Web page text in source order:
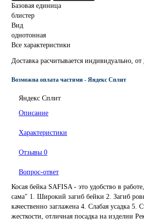
Базовая единица
блистер
Вид
однотонная
Все характеристики
Доставка расчитывается индивидуально, от
Возможна оплата частями - Яндекс Сплит
Яндекс Сплит
Описание
Характеристики
Отзывы 0
Вопрос-ответ
Косая бейка SAFISA - это удобство в
сама" 1. Широкий загиб бейки 2. Загиб
качественно заглажена 4. Слабая усадка 5.
жесткости, отличная посадка на изделии